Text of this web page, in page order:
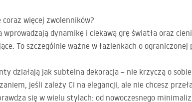
więcej zwolenników?
dynamikę i ciekawą grę światła oraz
To szczególnie ważne w łazienkach o ograniczonej
działają jak subtelna dekoracja – nie krzyczą o
jeśli zależy Ci na elegancji, ale nie chcesz
się w wielu stylach: od nowoczesnego